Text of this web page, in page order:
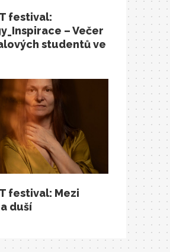
festival:
– Večer
studentů ve
festival: Mezi
duší